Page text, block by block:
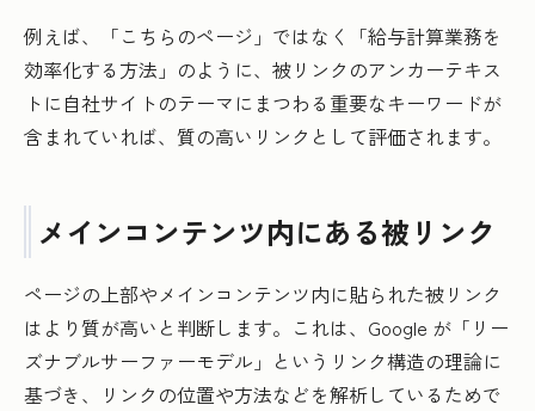
例えば、「こちらのページ」ではなく「給与計算業務を
効率化する方法」のように、被リンクのアンカーテキス
トに自社サイトのテーマにまつわる重要なキーワードが
含まれていれば、質の高いリンクとして評価されます。
メインコンテンツ内にある被リンク
ページの上部やメインコンテンツ内に貼られた被リンク
はより質が高いと判断します。これは、Google が「リー
ズナブルサーファーモデル」というリンク構造の理論に
基づき、リンクの位置や方法などを解析しているためで